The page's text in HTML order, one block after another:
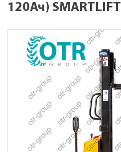
120Ач) SMARTLIFT